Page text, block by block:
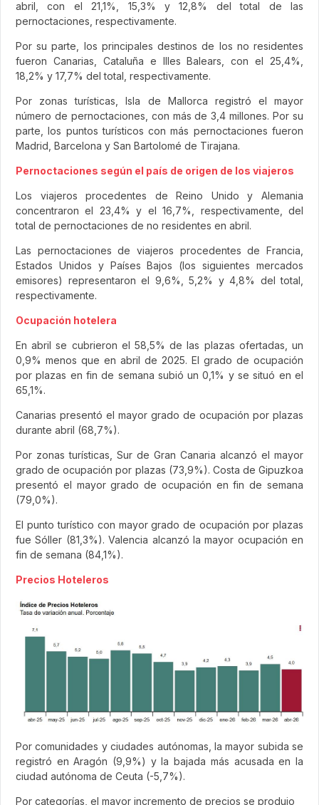
abril, con el 21,1%, 15,3% y 12,8% del total de las
pernoctaciones, respectivamente.
Por su parte, los principales destinos de los no residentes
fueron Canarias, Cataluña e Illes Balears, con el 25,4%,
18,2% y 17,7% del total, respectivamente.
Por zonas turísticas, Isla de Mallorca registró el mayor
número de pernoctaciones, con más de 3,4 millones. Por su
parte, los puntos turísticos con más pernoctaciones fueron
Madrid, Barcelona y San Bartolomé de Tirajana.
Pernoctaciones según el país de origen de los viajeros
Los viajeros procedentes de Reino Unido y Alemania
concentraron el 23,4% y el 16,7%, respectivamente, del
total de pernoctaciones de no residentes en abril.
Las pernoctaciones de viajeros procedentes de Francia,
Estados Unidos y Países Bajos (los siguientes mercados
emisores) representaron el 9,6%, 5,2% y 4,8% del total,
respectivamente.
Ocupación hotelera
En abril se cubrieron el 58,5% de las plazas ofertadas, un
0,9% menos que en abril de 2025. El grado de ocupación
por plazas en fin de semana subió un 0,1% y se situó en el
65,1%.
Canarias presentó el mayor grado de ocupación por plazas
durante abril (68,7%).
Por zonas turísticas, Sur de Gran Canaria alcanzó el mayor
grado de ocupación por plazas (73,9%). Costa de Gipuzkoa
presentó el mayor grado de ocupación en fin de semana
(79,0%).
El punto turístico con mayor grado de ocupación por plazas
fue Sóller (81,3%). Valencia alcanzó la mayor ocupación en
fin de semana (84,1%).
Precios Hoteleros
Por comunidades y ciudades autónomas, la mayor subida se
registró en Aragón (9,9%) y la bajada más acusada en la
ciudad autónoma de Ceuta (-5,7%).
Por categorías, el mayor incremento de precios se produjo